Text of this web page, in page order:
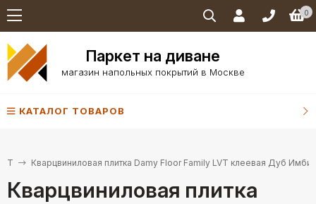
0
Паркет на диване
магазин напольных покрытий в Москве
КАТАЛОГ ТОВАРОВ
Кварцвиниловая плитка Damy Floor Family LVT клеевая Дуб
Кварцвиниловая плитка